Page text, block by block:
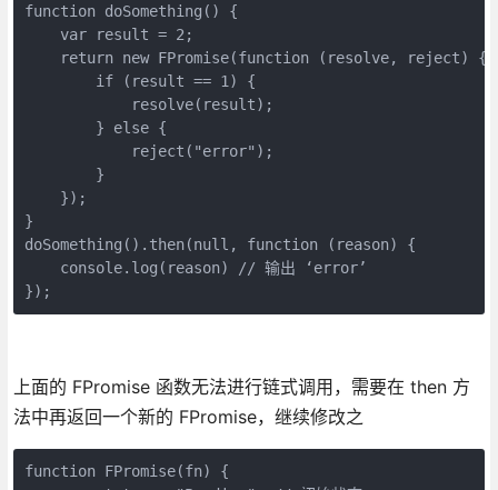
function doSomething() {
    var result = 2;
    return new FPromise(function (resolve, reject) {
        if (result == 1) {
            resolve(result);
        } else {
            reject("error");
        }
    });
}
doSomething().then(null, function (reason) {
    console.log(reason) // 输出 ‘error’
});
上面的 FPromise 函数无法进行链式调用，需要在 then 方
法中再返回一个新的 FPromise，继续修改之
function FPromise(fn) {